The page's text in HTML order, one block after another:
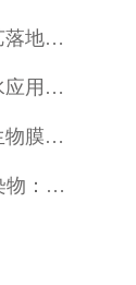
高藻期水厂改造：稳定性二氧化氯预氧化工艺落地效果显著
高浓度稳定性二氧化氯制备工艺及油田回注水应用研究
二氧化氯对多类病原微生物灭活效能及水体生物膜剥离效果研究
Far-UVC 光解二氧化氯降解水中微量有机污染物：光源筛选、氧化路径与消毒副产物风险评估